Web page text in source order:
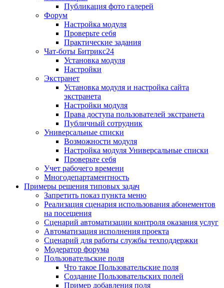
Публикация фото галерей
Форум
Настройка модуля
Проверьте себя
Практические задания
Чат-боты Битрикс24
Установка модуля
Настройки
Экстранет
Установка модуля и настройка сайта
экстранета
Настройки модуля
Права доступа пользователей экстранета
Публичный сотрудник
Универсальные списки
Возможности модуля
Настройка модуля Универсальные списки
Проверьте себя
Учет рабочего времени
Многодепартаментность
Примеры решения типовых задач
Запретить показ пункта меню
Реализация сценария использования абонементов
на посещения
Сценарий автоматизации контроля оказания услуг
Автоматизация исполнения проекта
Сценарий для работы службы техподдержки
Модератор форума
Пользовательские поля
Что такое Пользовательские поля
Создание Пользовательских полей
Пример добавления поля